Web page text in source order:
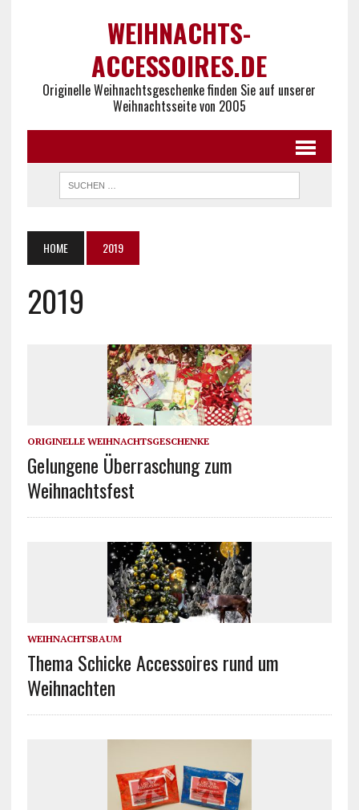
WEIHNACHTS-
ACCESSOIRES.DE
Originelle Weihnachtsgeschenke finden Sie auf unserer
Weihnachtsseite von 2005
HOME 2019
2019
ORIGINELLE WEIHNACHTSGESCHENKE
Gelungene Überraschung zum
Weihnachtsfest
WEIHNACHTSBAUM
Thema Schicke Accessoires rund um
Weihnachten